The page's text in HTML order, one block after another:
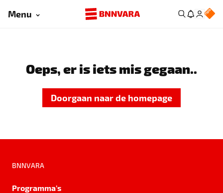
Menu
Oeps, er is iets mis gegaan..
Doorgaan naar de homepage
BNNVARA
Programma's